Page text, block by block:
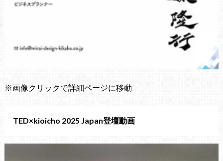
※画像クリックで詳細ページに移動
TED×kioicho 2025 Japan登壇動画